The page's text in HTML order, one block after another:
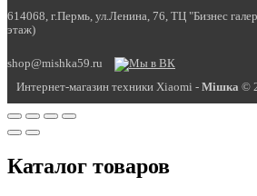
614068, г.Пермь, ул.Ленина, 76, ТЦ "Бизнес
этаж)
shop@mishka59.ru
Интернет-магазин техники Xiaomi - Miшка ©
Каталог товаров